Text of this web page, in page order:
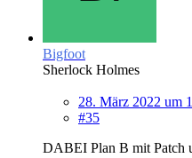
Bigfoot
Sherlock Holmes
28. März 2022 um
#35
DABEI Plan B mit Patch